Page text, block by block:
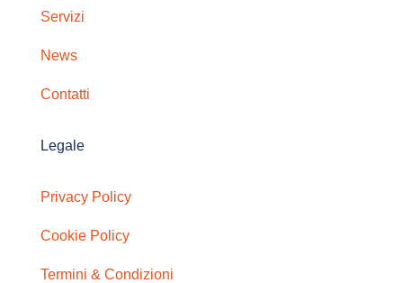
Servizi
News
Contatti
Legale
Privacy Policy
Cookie Policy
Termini & Condizioni